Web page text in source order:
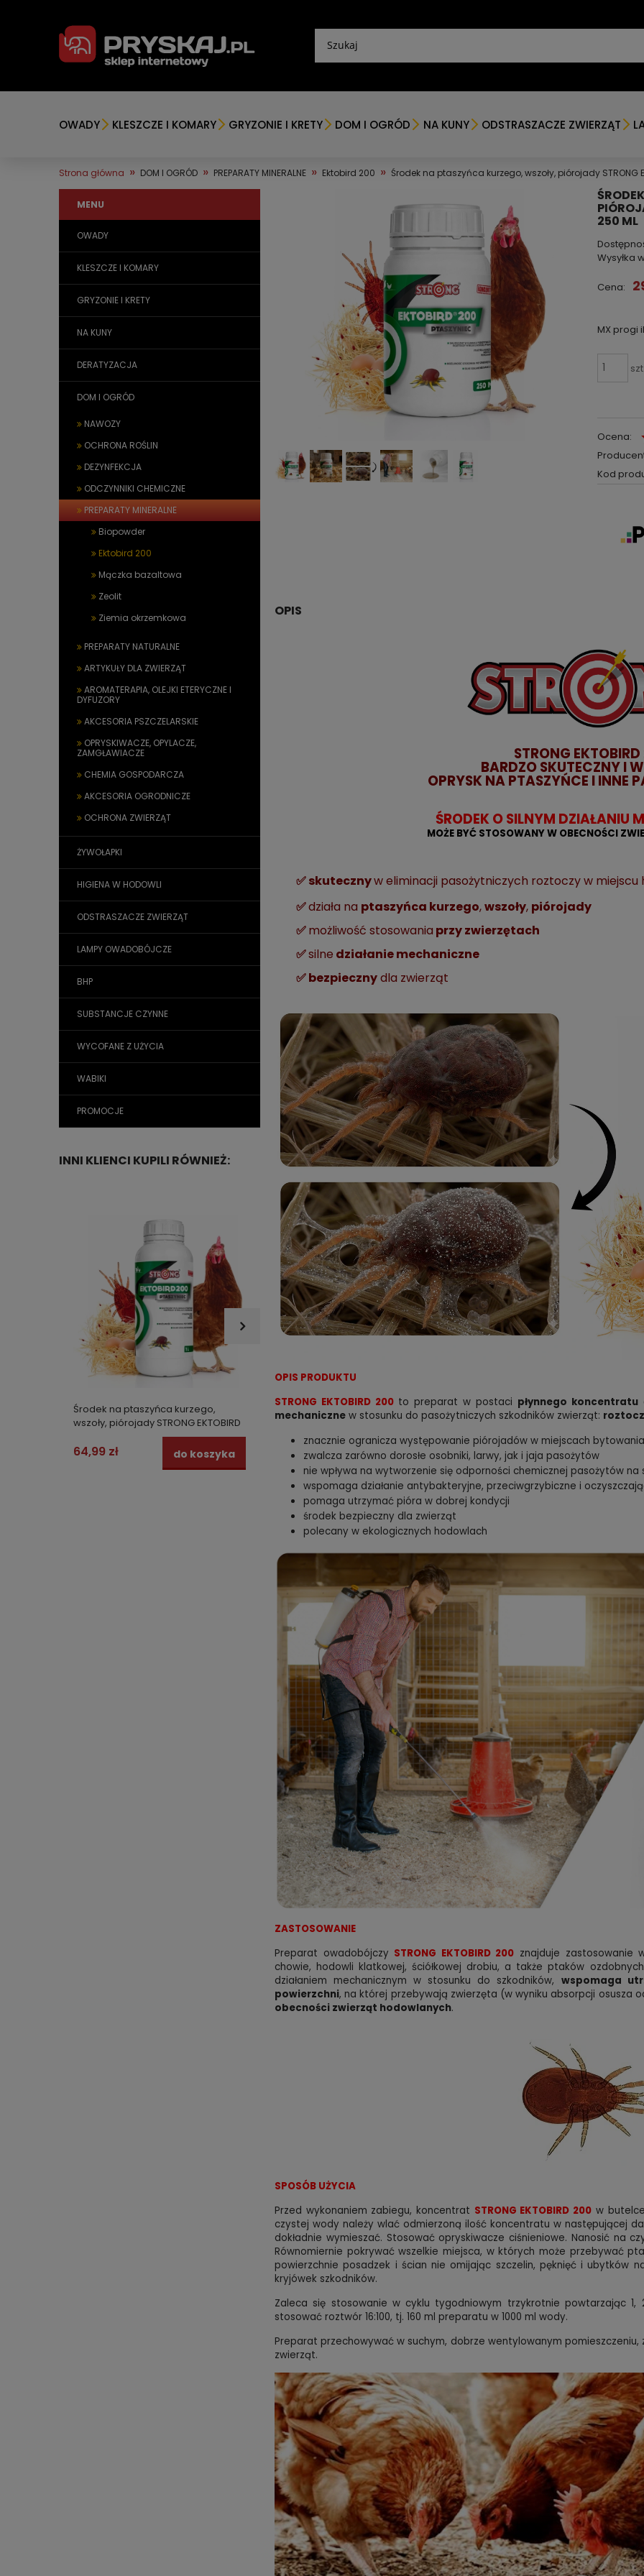
OWADY KLESZCZE I KOMARY GRYZONIE I KRETY DOM I OGRÓD NA KUNY ODSTRASZACZE ZWIERZĄT
Strona główna » DOM I OGRÓD » PREPARATY MINERALNE » Ektobird 200 » Środek na ptaszyńca kurzego, wszoły, piórojady STRONG
MENU
OWADY
KLESZCZE I KOMARY
GRYZONIE I KRETY
NA KUNY
DERATYZACJA
DOM I OGRÓD
NAWOZY
OCHRONA ROŚLIN
DEZYNFEKCJA
ODCZYNNIKI CHEMICZNE
PREPARATY MINERALNE
Biopowder
Ektobird 200
Mączka bazaltowa
Zeolit
Ziemia okrzemkowa
PREPARATY NATURALNE
ARTYKUŁY DLA ZWIERZĄT
AROMATERAPIA, OLEJKI ETERYCZNE I
DYFUZORY
AKCESORIA PSZCZELARSKIE
OPRYSKIWACZE, OPYLACZE,
ZAMGŁAWIACZE
CHEMIA GOSPODARCZA
AKCESORIA OGRODNICZE
OCHRONA ZWIERZĄT
ŻYWOŁAPKI
HIGIENA W HODOWLI
ODSTRASZACZE ZWIERZĄT
LAMPY OWADOBÓJCZE
BHP
SUBSTANCJE CZYNNE
WYCOFANE Z UŻYCIA
WABIKI
PROMOCJE
INNI KLIENCI KUPILI RÓWNIEŻ:
Środek na ptaszyńca kurzego,
wszoły, piórojady STRONG EKTOBIRD
64,99 zł do koszyka
Środek na ptaszyńca kurzego
bardzo skuteczny i wydajny oprysk
STRONG 250 ml
69,00 zł do koszyka
Proszek BIOPOWDER środek
kurników. Ptaszyniec kurzy,
500 g
18,99 zł
250 ML
Wysyłka
Cena:
MX progi
szt
Ocena:
Kod
OPIS
STRONG
BARDZO SKUTECZNY I
OPRYSK NA PTASZYŃCE I INNE
ŚRODEK O SILNYM DZIAŁANIU
MOŻE BYĆ STOSOWANY W OBECNOŚCI
✅ skutecznyw eliminacji pasożytniczych roztoczy w
✅działa na ptaszyńca kurzego,wszoły, piórojady
✅możliwość stosowania przy zwierzętach
✅silne działanie mechaniczne
✅bezpiecznydla zwierząt
OPIS PRODUKTU
STRONG EKTOBIRD 200 to preparat w postaci płynnego koncentratu
mechaniczne w stosunku do pasożytniczych szkodników zwierząt:
znacznie ogranicza występowanie piórojadów w miejscach
zwalcza zarówno dorosłe osobniki, larwy, jak i jaja pasożytów
nie wpływa na wytworzenie się odporności chemicznej pasożytów na
wspomaga działanie antybakteryjne, przeciwgrzybiczne i
pomaga utrzymać pióra w dobrej kondycji
środek bezpieczny dla zwierząt
polecany w ekologicznych hodowlach
ZASTOSOWANIE
Preparat owadobójczy STRONG EKTOBIRD 200 znajduje zastosowanie
chowie, hodowli klatkowej, ściółkowej drobiu, a także ptaków
działaniem mechanicznym w stosunku do szkodników, wspomaga
powierzchni, na której przebywają zwierzęta (w wyniku absorpcji osusza
obecności zwierząt hodowlanych.
SPOSÓB UŻYCIA
Przed wykonaniem zabiegu, koncentrat STRONG EKTOBIRD 200 w
czystej wody należy wlać odmierzoną ilość koncentratu w następującej
dokładnie wymieszać. Stosować opryskiwacze ciśnieniowe. Nanosić na
Równomiernie pokrywać wszelkie miejsca, w których może przebywać
powierzchnie posadzek i ścian nie omijając szczelin, pęknięć i ubytków
kryjówek szkodników.
Zaleca się stosowanie w cyklu tygodniowym trzykrotnie powtarzając
stosować roztwór 16:100, tj. 160 ml preparatu w 1000 ml wody.
Preparat przechowywać w suchym, dobrze wentylowanym
zwierząt.